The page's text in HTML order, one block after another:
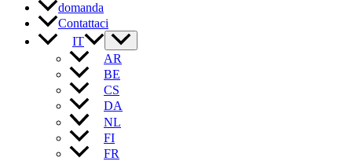
domanda
Contattaci
IT
AR
BE
CS
DA
NL
FI
FR